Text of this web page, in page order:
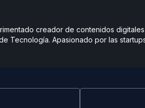
creador de contenidos
Tecnología. Apasionado por las